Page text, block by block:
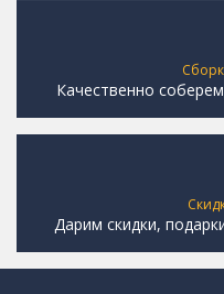
Качественно
Дарим скидки,